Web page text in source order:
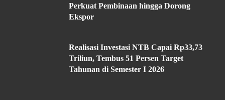
Perkuat Pembinaan hingga Dorong
Ekspor
Realisasi Investasi NTB Capai Rp33,73
Triliun, Tembus 51 Persen Target
Tahunan di Semester I 2026